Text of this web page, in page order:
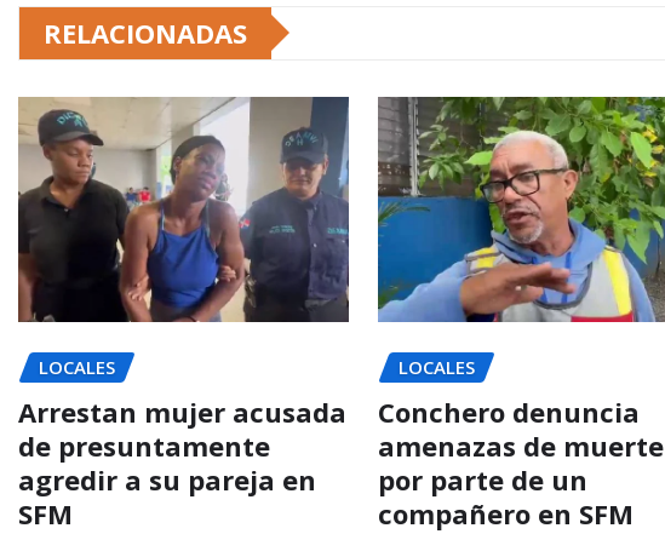
RELACIONADAS
LOCALES
Arrestan mujer acusada
de presuntamente
agredir a su pareja en
SFM
LOCALES
Conchero denuncia
amenazas de muerte
por parte de un
compañero en SFM